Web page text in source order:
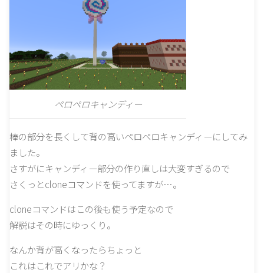
ペロペロキャンディー
棒の部分を長くして背の高いペロペロキャンディーにしてみ
ました。
さすがにキャンディー部分の作り直しは大変すぎるので
さくっとcloneコマンドを使ってますが…。
cloneコマンドはこの後も使う予定なので
解説はその時にゆっくり。
なんか背が高くなったらちょっと
これはこれでアリかな？